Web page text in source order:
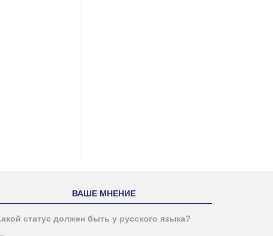
ВАШЕ МНЕНИЕ
статус должен быть у русского языка?